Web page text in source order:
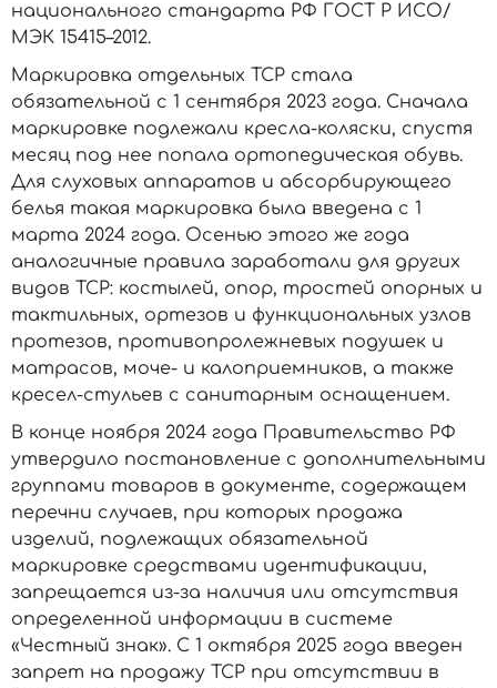
национального стандарта РФ ГОСТ Р ИСО/
МЭК 15415–2012.
Маркировка отдельных ТСР стала
обязательной с 1 сентября 2023 года. Сначала
маркировке подлежали кресла-коляски, спустя
месяц под нее попала ортопедическая обувь.
Для слуховых аппаратов и абсорбирующего
белья такая маркировка была введена с 1
марта 2024 года. Осенью этого же года
аналогичные правила заработали для других
видов ТСР: костылей, опор, тростей опорных и
тактильных, ортезов и функциональных узлов
протезов, противопролежневых подушек и
матрасов, моче- и калоприемников, а также
кресел-стульев с санитарным оснащением.
В конце ноября 2024 года Правительство РФ
утвердило постановление с дополнительными
группами товаров в документе, содержащем
перечни случаев, при которых продажа
изделий, подлежащих обязательной
маркировке средствами идентификации,
запрещается из-за наличия или отсутствия
определенной информации в системе
«Честный знак». С 1 октября 2025 года введен
запрет на продажу ТСР при отсутствии в